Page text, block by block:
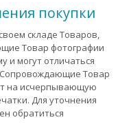
покупки
складе Товаров,
Товар фотографии
и могут отличаться
Сопровождающие Товар
на исчерпывающую
Для уточнения
обратиться